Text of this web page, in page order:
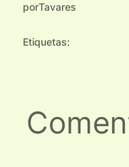
porTavares
Etiquetas: